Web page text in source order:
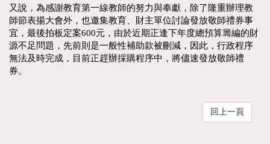
又說，為感謝教育第一線教師的努力與奉獻，除了隆重辦理教
師節表揚大會外，也邀集教育、財主單位討論發放敬師禮券事
宜，最後拍板定案600元，由於近期正逢下年度總預算籌編的財
源不足問題，先前則是一般性補助款被刪減，因此，行政程序
無法及時完成，目前正趕辦採購程序中，將儘速發放敬師禮
券。
回上一頁